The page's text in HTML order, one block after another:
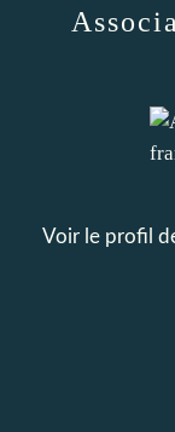
Voir le profil